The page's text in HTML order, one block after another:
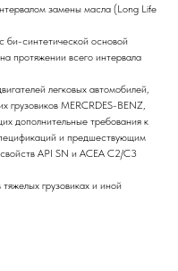
замены масла (Long Life
би-синтетической основой
протяжении всего интервала
легковых автомобилей,
грузовиков MERCRDES-BENZ,
дополнительные требования к
и предшествующим
API SN и ACEA C2/C3
грузовиках и иной